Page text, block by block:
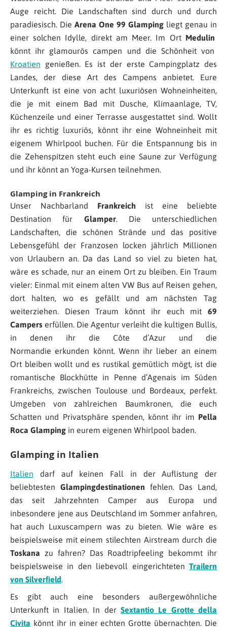
Auge reicht. Die Landschaften sind durch und durch
paradiesisch. Die Arena One 99 Glamping liegt genau in
einer solchen Idylle, direkt am Meer. Im Ort Medulin
könnt ihr glamourös campen und die Schönheit von
Kroatien genießen. Es ist der erste Campingplatz des
Landes, der diese Art des Campens anbietet. Eure
Unterkunft ist eine von acht luxuriösen Wohneinheiten,
die je mit einem Bad mit Dusche, Klimaanlage, TV,
Küchenzeile und einer Terrasse ausgestattet sind. Wollt
ihr es richtig luxuriös, könnt ihr eine Wohneinheit mit
eigenem Whirlpool buchen. Für die Entspannung bis in
die Zehenspitzen steht euch eine Saune zur Verfügung
und ihr könnt an Yoga-Kursen teilnehmen.
Glamping in Frankreich
Unser Nachbarland Frankreich ist eine beliebte
Destination für Glamper. Die unterschiedlichen
Landschaften, die schönen Strände und das positive
Lebensgefühl der Franzosen locken jährlich Millionen
von Urlaubern an. Da das Land so viel zu bieten hat,
wäre es schade, nur an einem Ort zu bleiben. Ein Traum
vieler: Einmal mit einem alten VW Bus auf Reisen gehen,
dort halten, wo es gefällt und am nächsten Tag
weiterziehen. Diesen Traum könnt ihr euch mit 69
Campers erfüllen. Die Agentur verleiht die kultigen Bullis,
in denen ihr die Côte d’Azur und die
Normandie erkunden könnt. Wenn ihr lieber an einem
Ort bleiben wollt und es rustikal gemütlich mögt, ist die
romantische Blockhütte in Penne d’Agenais im Süden
Frankreichs, zwischen Toulouse und Bordeaux, perfekt.
Umgeben von zahlreichen Baumkronen, die euch
Schatten und Privatsphäre spenden, könnt ihr im Pella
Roca Glamping in eurem eigenen Whirlpool baden.
Glamping in Italien
Italien darf auf keinen Fall in der Auflistung der
beliebtesten Glampingdestinationen fehlen. Das Land,
das seit Jahrzehnten Camper aus Europa und
inbesondere jene aus Deutschland im Sommer anfahren,
hat auch Luxuscampern was zu bieten. Wie wäre es
beispielsweise mit einem stilechten Airstream durch die
Toskana zu fahren? Das Roadtripfeeling bekommt ihr
beispielsweise in den liebevoll eingerichteten Trailern
von Silverfield.
Es gibt auch eine besonders außergewöhnliche
Unterkunft in Italien. In der Sextantio Le Grotte della
Civita könnt ihr in einer echten Grotte übernachten. Die